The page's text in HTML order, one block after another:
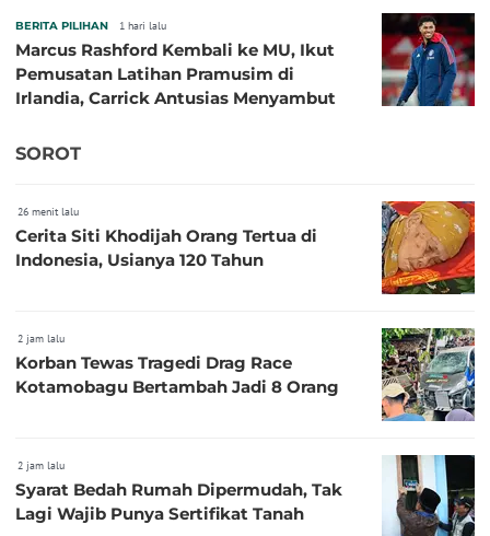
BERITA PILIHAN 1 hari lalu
Marcus Rashford Kembali ke MU, Ikut
Pemusatan Latihan Pramusim di
Irlandia, Carrick Antusias Menyambut
SOROT
26 menit lalu
Cerita Siti Khodijah Orang Tertua di
Indonesia, Usianya 120 Tahun
2 jam lalu
Korban Tewas Tragedi Drag Race
Kotamobagu Bertambah Jadi 8 Orang
2 jam lalu
Syarat Bedah Rumah Dipermudah, Tak
Lagi Wajib Punya Sertifikat Tanah